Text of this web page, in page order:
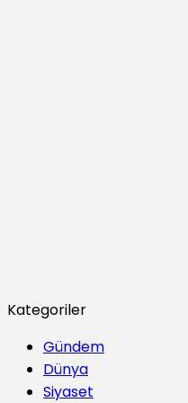
Kategoriler
Gündem
Dünya
Siyaset